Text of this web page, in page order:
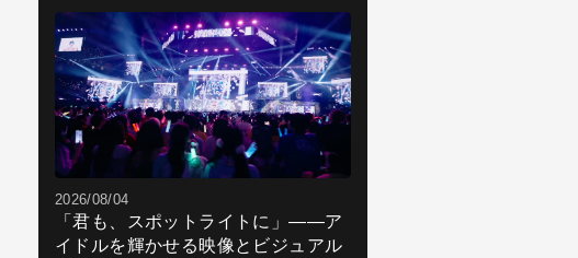
2026/08/04
「君も、スポットライトに」――ア
イドルを輝かせる映像とビジュアル